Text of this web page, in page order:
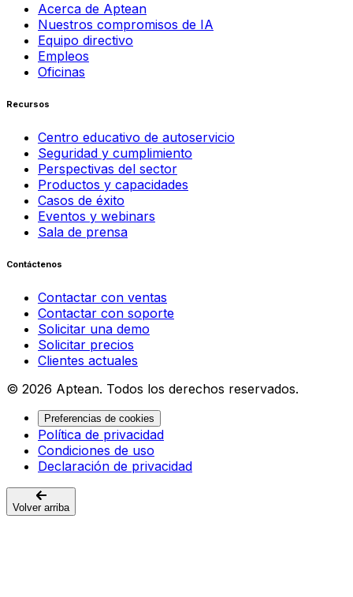
Acerca de Aptean
Nuestros compromisos de IA
Equipo directivo
Empleos
Oficinas
Recursos
Centro educativo de autoservicio
Seguridad y cumplimiento
Perspectivas del sector
Productos y capacidades
Casos de éxito
Eventos y webinars
Sala de prensa
Contáctenos
Contactar con ventas
Contactar con soporte
Solicitar una demo
Solicitar precios
Clientes actuales
© 2026 Aptean. Todos los derechos reservados.
Preferencias de cookies
Política de privacidad
Condiciones de uso
Declaración de privacidad
Volver arriba